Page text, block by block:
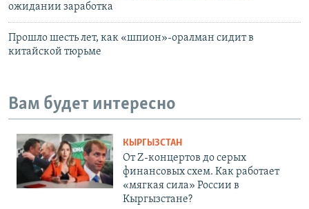
ожидании заработка
Прошло шесть лет, как «шпион»-оралман сидит в
китайской тюрьме
Вам будет интересно
КЫРГЫЗСТАН
От Z-концертов до серых
финансовых схем. Как работает
«мягкая сила» России в
Кыргызстане?